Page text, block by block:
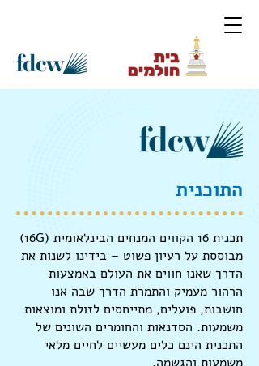
התוכנית
תכנית 16 הקווים המנחים הבינלאומית (16G)
מבוססת על רעיון פשוט – בידינו לשנות את
הדרך שאנו חווים את העולם באמצעות
הרהור מעמיק והתמרת הדרך שבה אנו
חושבות, פועלים, מתייחסים לזולת ומוצאות
משמעות. הסדנאות והחומרים השונים של
התכנית הינם כלים מעשיים לחיים מלאי